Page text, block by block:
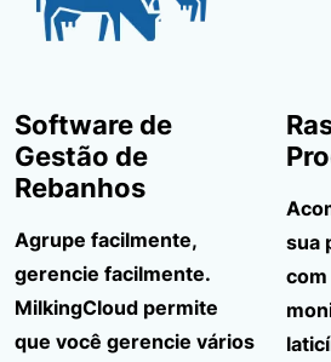
Software de
Gestão de
Rebanhos
Agrupe facilmente,
gerencie facilmente.
MilkingCloud permite
que você gerencie vários
sua